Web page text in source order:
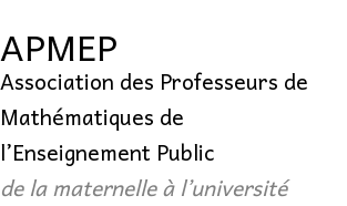
APMEP
Association des Professeurs de
Mathématiques de
l’Enseignement Public
de la maternelle à l’université